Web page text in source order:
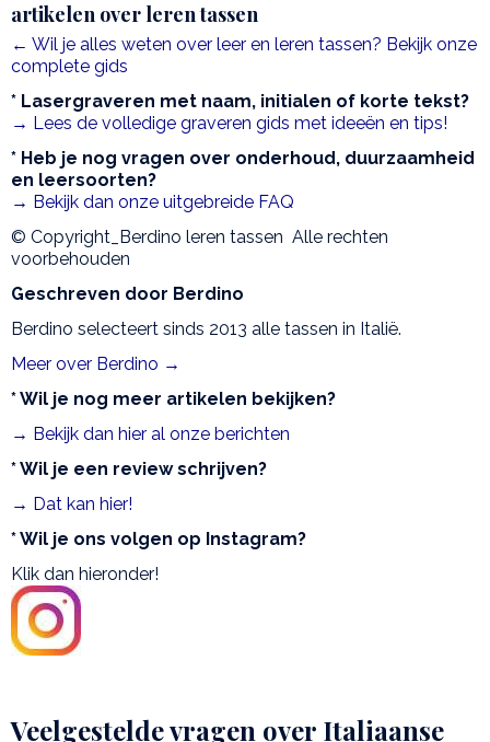
artikelen over leren tassen
← Wil je alles weten over leer en leren tassen? Bekijk onze
complete gids
* Lasergraveren met naam, initialen of korte tekst?
→ Lees de volledige graveren gids met ideeën en tips!
* Heb je nog vragen over onderhoud, duurzaamheid
en leersoorten?
→ Bekijk dan onze uitgebreide FAQ
© Copyright_Berdino leren tassen Alle rechten
voorbehouden
Geschreven door Berdino
Berdino selecteert sinds 2013 alle tassen in Italië.
Meer over Berdino →
* Wil je nog meer artikelen bekijken?
→ Bekijk dan hier al onze berichten
* Wil je een review schrijven?
→ Dat kan hier!
* Wil je ons volgen op Instagram?
Klik dan hieronder!
Veelgestelde vragen over Italiaanse